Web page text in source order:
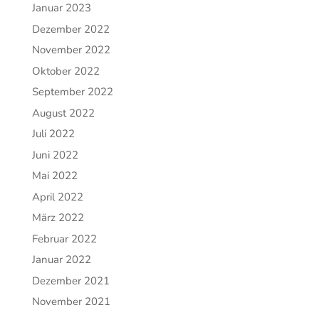
Januar 2023
Dezember 2022
November 2022
Oktober 2022
September 2022
August 2022
Juli 2022
Juni 2022
Mai 2022
April 2022
März 2022
Februar 2022
Januar 2022
Dezember 2021
November 2021